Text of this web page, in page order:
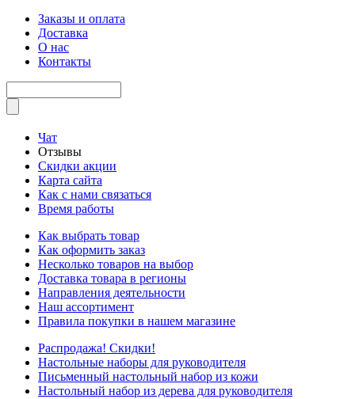
Заказы и оплата
Доставка
О нас
Контакты
Чат
Отзывы
Скидки акции
Карта сайта
Как с нами связаться
Время работы
Как выбрать товар
Как оформить заказ
Несколько товаров на выбор
Доставка товара в регионы
Направления деятельности
Наш ассортимент
Правила покупки в нашем магазине
Распродажа! Скидки!
Настольные наборы для руководителя
Письменный настольный набор из кожи
Настольный набор из дерева для руководителя